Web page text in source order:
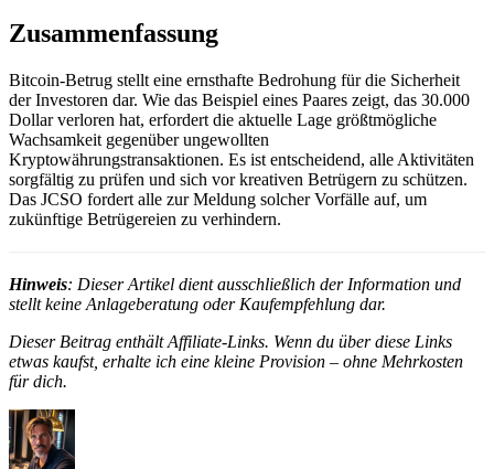
Zusammenfassung
Bitcoin-Betrug stellt eine ernsthafte Bedrohung für die Sicherheit
der Investoren dar. Wie das Beispiel eines Paares zeigt, das 30.000
Dollar verloren hat, erfordert die aktuelle Lage größtmögliche
Wachsamkeit gegenüber ungewollten
Kryptowährungstransaktionen. Es ist entscheidend, alle Aktivitäten
sorgfältig zu prüfen und sich vor kreativen Betrügern zu schützen.
Das JCSO fordert alle zur Meldung solcher Vorfälle auf, um
zukünftige Betrügereien zu verhindern.
Hinweis: Dieser Artikel dient ausschließlich der Information und
stellt keine Anlageberatung oder Kaufempfehlung dar.
Dieser Beitrag enthält Affiliate-Links. Wenn du über diese Links
etwas kaufst, erhalte ich eine kleine Provision – ohne Mehrkosten
für dich.